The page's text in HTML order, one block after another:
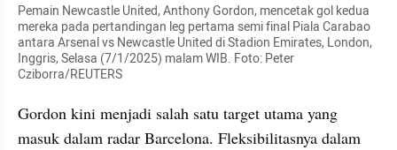
Pemain Newcastle United, Anthony Gordon, mencetak gol kedua
mereka pada pertandingan leg pertama semi final Piala Carabao
antara Arsenal vs Newcastle United di Stadion Emirates, London,
Inggris, Selasa (7/1/2025) malam WIB. Foto: Peter
Cziborra/REUTERS
Gordon kini menjadi salah satu target utama yang
masuk dalam radar Barcelona. Fleksibilitasnya dalam